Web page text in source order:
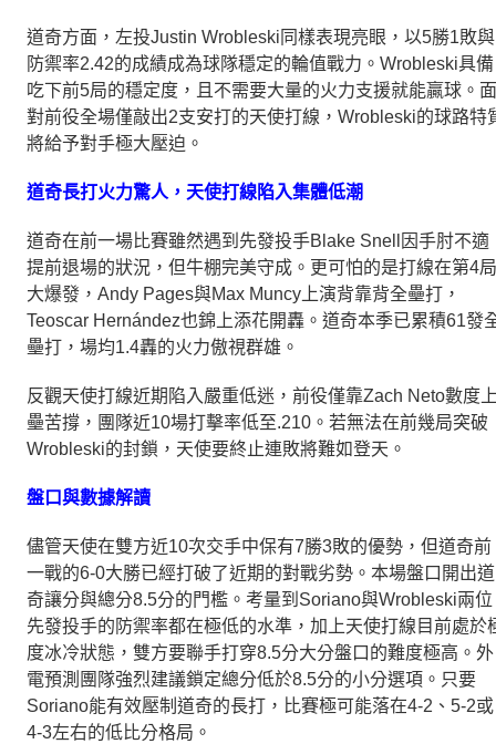
道奇方面，左投Justin Wrobleski同樣表現亮眼，以5勝1敗與
防禦率2.42的成績成為球隊穩定的輪值戰力。Wrobleski具備
吃下前5局的穩定度，且不需要大量的火力支援就能贏球。面
對前役全場僅敲出2支安打的天使打線，Wrobleski的球路特
將給予對手極大壓迫。
道奇長打火力驚人，天使打線陷入集體低潮
道奇在前一場比賽雖然遇到先發投手Blake Snell因手肘不適
提前退場的狀況，但牛棚完美守成。更可怕的是打線在第4局
大爆發，Andy Pages與Max Muncy上演背靠背全壘打，
Teoscar Hernández也錦上添花開轟。道奇本季已累積61發
壘打，場均1.4轟的火力傲視群雄。
反觀天使打線近期陷入嚴重低迷，前役僅靠Zach Neto數度
壘苦撐，團隊近10場打擊率低至.210。若無法在前幾局突破
Wrobleski的封鎖，天使要終止連敗將難如登天。
盤口與數據解讀
儘管天使在雙方近10次交手中保有7勝3敗的優勢，但道奇前
一戰的6-0大勝已經打破了近期的對戰劣勢。本場盤口開出道
奇讓分與總分8.5分的門檻。考量到Soriano與Wrobleski兩位
先發投手的防禦率都在極低的水準，加上天使打線目前處於
度冰冷狀態，雙方要聯手打穿8.5分大分盤口的難度極高。外
電預測團隊強烈建議鎖定總分低於8.5分的小分選項。只要
Soriano能有效壓制道奇的長打，比賽極可能落在4-2、5-2或
4-3左右的低比分格局。